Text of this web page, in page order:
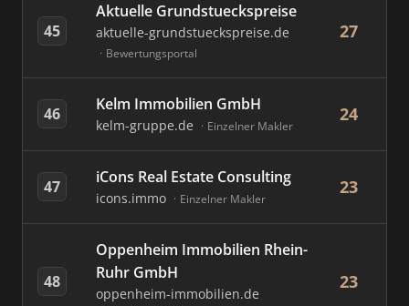
45
Aktuelle Grundstueckspreise
aktuelle-grundstueckspreise.de
Bewertungsportal
27
46 Kelm Immobilien GmbH
kelm-gruppe.de Einzelner Makler
24
47 iCons Real Estate Consulting
icons.immo Einzelner Makler
23
48
Oppenheim Immobilien Rhein-
Ruhr GmbH
oppenheim-immobilien.de
23